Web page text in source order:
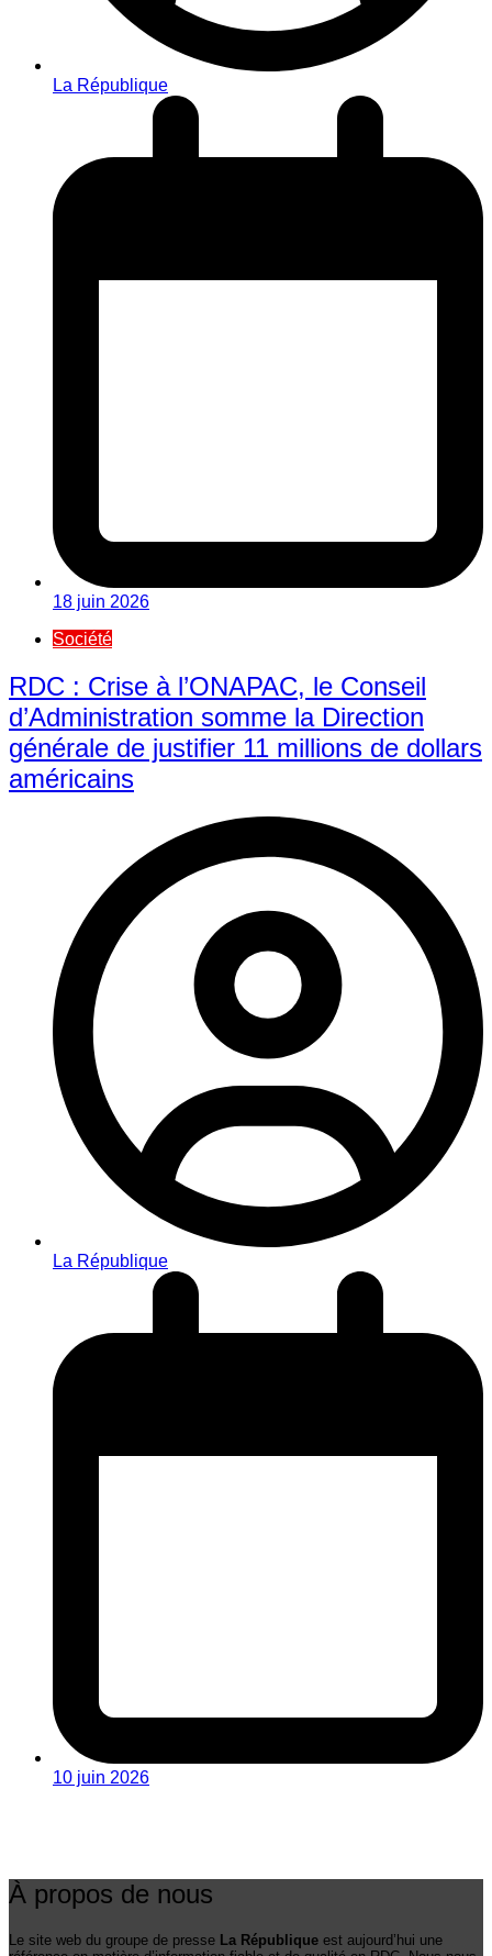
La République
18 juin 2026
Société
RDC : Crise à l’ONAPAC, le Conseil
d’Administration somme la Direction
générale de justifier 11 millions de dollars
américains
La République
10 juin 2026
À propos de nous
Le site web du groupe de presse La République est aujourd’hui une